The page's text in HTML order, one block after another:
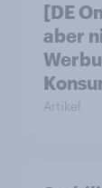
[DE
aber
Artikel